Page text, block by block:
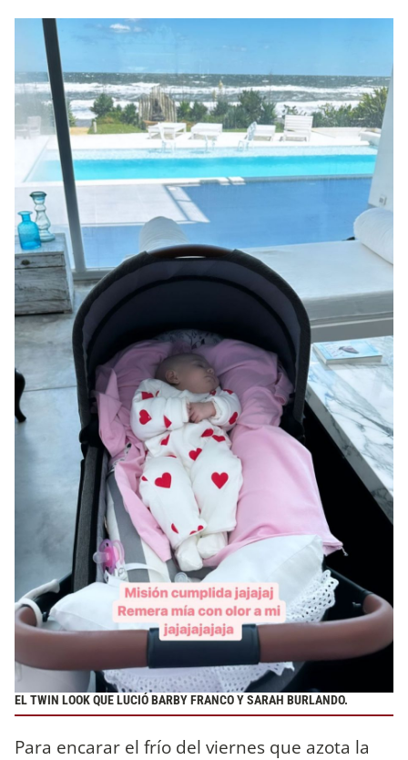
EL TWIN LOOK QUE LUCIÓ BARBY FRANCO Y SARAH BURLANDO.
Para encarar el frío del viernes que azota la